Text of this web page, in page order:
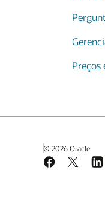
Preços
© 2026 Oracle
Facebook
X